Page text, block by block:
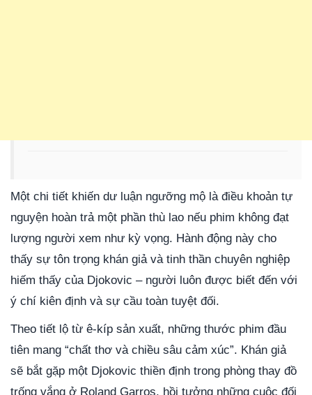
Một chi tiết khiến dư luận ngưỡng mộ là điều khoản tự
nguyện hoàn trả một phần thù lao nếu phim không đạt
lượng người xem như kỳ vọng. Hành động này cho
thấy sự tôn trọng khán giả và tinh thần chuyên nghiệp
hiếm thấy của Djokovic – người luôn được biết đến với
ý chí kiên định và sự cầu toàn tuyệt đối.
Theo tiết lộ từ ê-kíp sản xuất, những thước phim đầu
tiên mang “chất thơ và chiều sâu cảm xúc”. Khán giả
sẽ bắt gặp một Djokovic thiền định trong phòng thay đồ
trống vắng ở Roland Garros, hồi tưởng những cuộc đối